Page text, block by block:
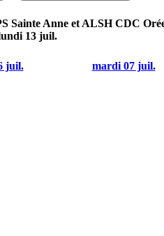
Sainte Anne et ALSH CDC
13 juil.
juil. mardi 07 juil.